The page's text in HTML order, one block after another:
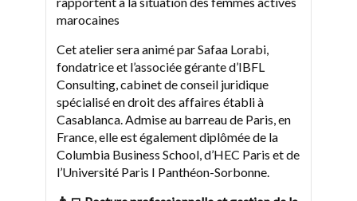
marocaines
Cet atelier sera animé par Safaa Lorabi,
fondatrice et l’associée gérante d’IBFL
Consulting, cabinet de conseil juridique
spécialisé en droit des affaires établi à
Casablanca. Admise au barreau de Paris, en
France, elle est également diplômée de la
Columbia Business School, d’HEC Paris et de
l’Université Paris I Panthéon-Sorbonne.